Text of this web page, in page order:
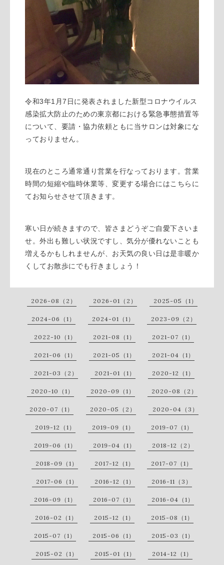
令和3年1月7日に発表されました新型コロナウイルス
感染拡大防止のための東京都における緊急事態措置等
について、要請・協力依頼ともに当サロンは対象にな
っておりません。
現在のところ通常通り営業を行なっております。営業
時間の短縮や臨時休業等、変更する場合にはこちらに
てお知らせさせて頂きます。
寒い日が続きますので、皆さまどうぞご自愛下さいま
せ。外出も難しい状況ですし、気分が優れないことも
増えるかもしれませんが、お天気の良い日は是非暖か
くしてお散歩にでも行きましょう！
2026-08（2） 2026-01（2） 2025-05（1）
2024-06（1） 2024-01（1） 2023-09（2）
2022-10（1） 2021-08（1） 2021-07（1）
2021-06（1） 2021-05（1） 2021-04（1）
2021-03（2） 2021-01（1） 2020-12（1）
2020-10（1） 2020-09（1） 2020-08（2）
2020-07（1） 2020-05（2） 2020-04（3）
2019-12（1） 2019-09（1） 2019-07（1）
2019-06（1） 2019-04（1） 2018-12（2）
2018-09（1） 2017-12（1） 2017-07（1）
2017-06（1） 2016-12（1） 2016-11（3）
2016-09（1） 2016-07（1） 2016-04（1）
2016-02（1） 2015-12（1） 2015-08（1）
2015-07（1） 2015-06（1） 2015-03（1）
2015-02（1） 2015-01（1） 2014-12（1）